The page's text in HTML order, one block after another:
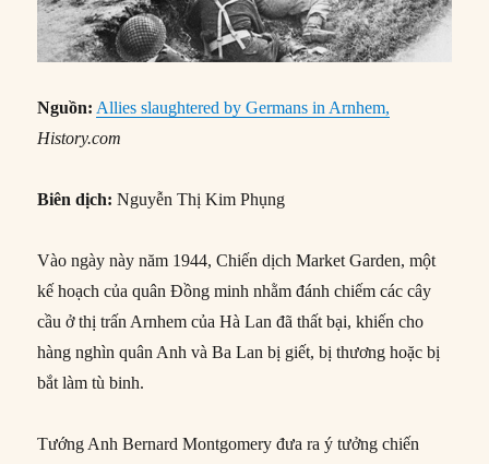
Nguồn: Allies slaughtered by Germans in Arnhem,
History.com
Biên dịch: Nguyễn Thị Kim Phụng
Vào ngày này năm 1944, Chiến dịch Market Garden, một
kế hoạch của quân Đồng minh nhằm đánh chiếm các cây
cầu ở thị trấn Arnhem của Hà Lan đã thất bại, khiến cho
hàng nghìn quân Anh và Ba Lan bị giết, bị thương hoặc bị
bắt làm tù binh.
Tướng Anh Bernard Montgomery đưa ra ý tưởng chiến